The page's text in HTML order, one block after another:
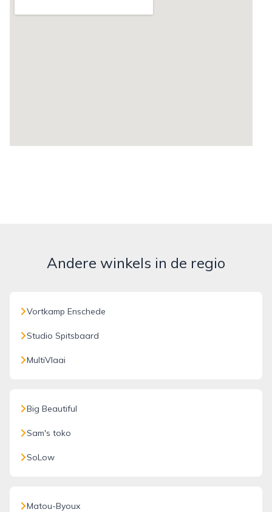
Andere winkels in de regio
Vortkamp Enschede
Studio Spitsbaard
MultiVlaai
Big Beautiful
Sam's toko
SoLow
Matou-Byoux